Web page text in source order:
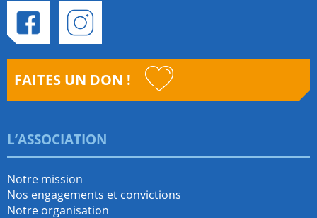
Facebook
FAITES UN DON !
L’ASSOCIATION
Notre mission
Nos engagements et convictions
Notre organisation